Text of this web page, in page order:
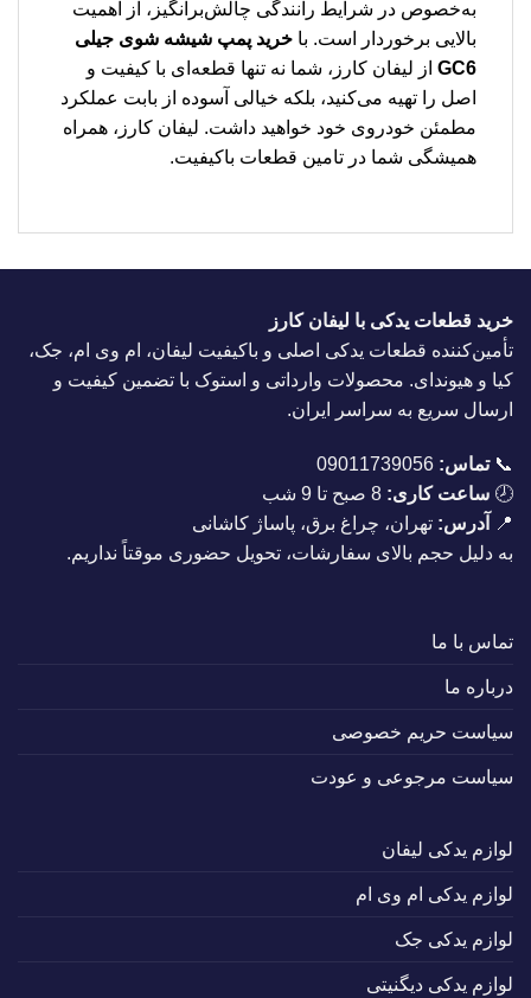
به‌خصوص در شرایط رانندگی چالش‌برانگیز، از اهمیت
بالایی برخوردار است. با خرید پمپ شیشه شوی جیلی
GC6 از لیفان کارز، شما نه تنها قطعه‌ای با کیفیت و
اصل را تهیه می‌کنید، بلکه خیالی آسوده از بابت عملکرد
مطمئن خودروی خود خواهید داشت. لیفان کارز، همراه
همیشگی شما در تامین قطعات باکیفیت.
خرید قطعات یدکی با لیفان کارز
تأمین‌کننده قطعات یدکی اصلی و باکیفیت لیفان، ام وی ام، جک،
کیا و هیوندای. محصولات وارداتی و استوک با تضمین کیفیت و
ارسال سریع به سراسر ایران.
📞تماس: 09011739056
🕗 ساعت کاری:
📍
آدرس: تهران، چراغ برق، پاساژ کاشانی
به دلیل حجم بالای سفارشات، تحویل حضوری موقتاً نداریم.
تماس با ما
درباره ما
سیاست حریم خصوصی
سیاست مرجوعی و عودت
لوازم یدکی لیفان
لوازم یدکی ام وی ام
لوازم یدکی جک
لوازم یدکی دیگنیتی